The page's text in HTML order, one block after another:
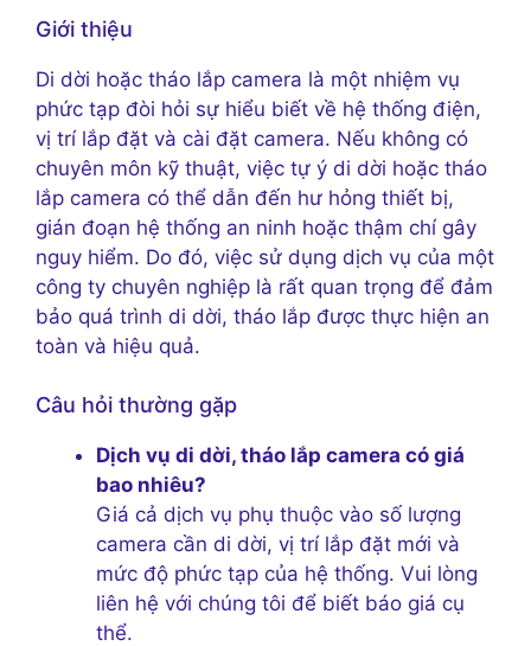
Giới thiệu
Di dời hoặc tháo lắp camera là một nhiệm vụ
phức tạp đòi hỏi sự hiểu biết về hệ thống điện,
vị trí lắp đặt và cài đặt camera. Nếu không có
chuyên môn kỹ thuật, việc tự ý di dời hoặc tháo
lắp camera có thể dẫn đến hư hỏng thiết bị,
gián đoạn hệ thống an ninh hoặc thậm chí gây
nguy hiểm. Do đó, việc sử dụng dịch vụ của một
công ty chuyên nghiệp là rất quan trọng để đảm
bảo quá trình di dời, tháo lắp được thực hiện an
toàn và hiệu quả.
Câu hỏi thường gặp
Dịch vụ di dời, tháo lắp camera có giá
bao nhiêu?
Giá cả dịch vụ phụ thuộc vào số lượng
camera cần di dời, vị trí lắp đặt mới và
mức độ phức tạp của hệ thống. Vui lòng
liên hệ với chúng tôi để biết báo giá cụ
thể.